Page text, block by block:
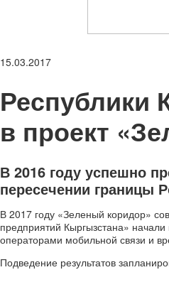
15.03.2017
Республики
в проект
В 2016 году успешно
пересечении границы
В 2017 году «Зеленый коридор»
предприятий Кыргызстана»
операторами мобильной связи и
Подведение результатов